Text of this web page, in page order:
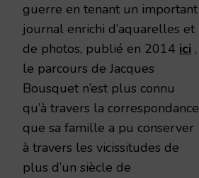
guerre en tenant un important
journal enrichi d’aquarelles et
de photos, publié en 2014 ici ,
le parcours de Jacques
Bousquet n’est plus connu
qu’à travers la correspondance
que sa famille a pu conserver
à travers les vicissitudes de
plus d’un siècle de